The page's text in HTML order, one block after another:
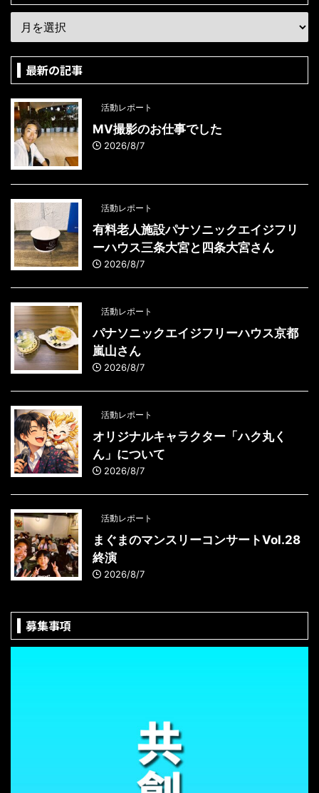
最新の記事
活動レポート
MV撮影のお仕事でした
2026/8/7
活動レポート
有料老人施設パナソニックエイジフリ
ーハウス三条大宮と四条大宮さん
2026/8/7
活動レポート
パナソニックエイジフリーハウス京都
嵐山さん
2026/8/7
活動レポート
オリジナルキャラクター「ハク丸く
ん」について
2026/8/7
活動レポート
まぐまのマンスリーコンサートVol.28
終演
2026/8/7
募集事項